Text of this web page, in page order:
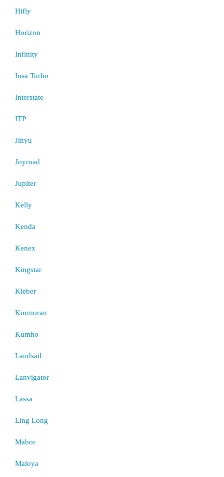
Hifly
Horizon
Infinity
Insa Turbo
Interstate
ITP
Jinyu
Joyroad
Jupiter
Kelly
Kenda
Kenex
Kingstar
Kleber
Kormoran
Kumho
Landsail
Lanvigator
Lassa
Ling Long
Mabor
Maloya